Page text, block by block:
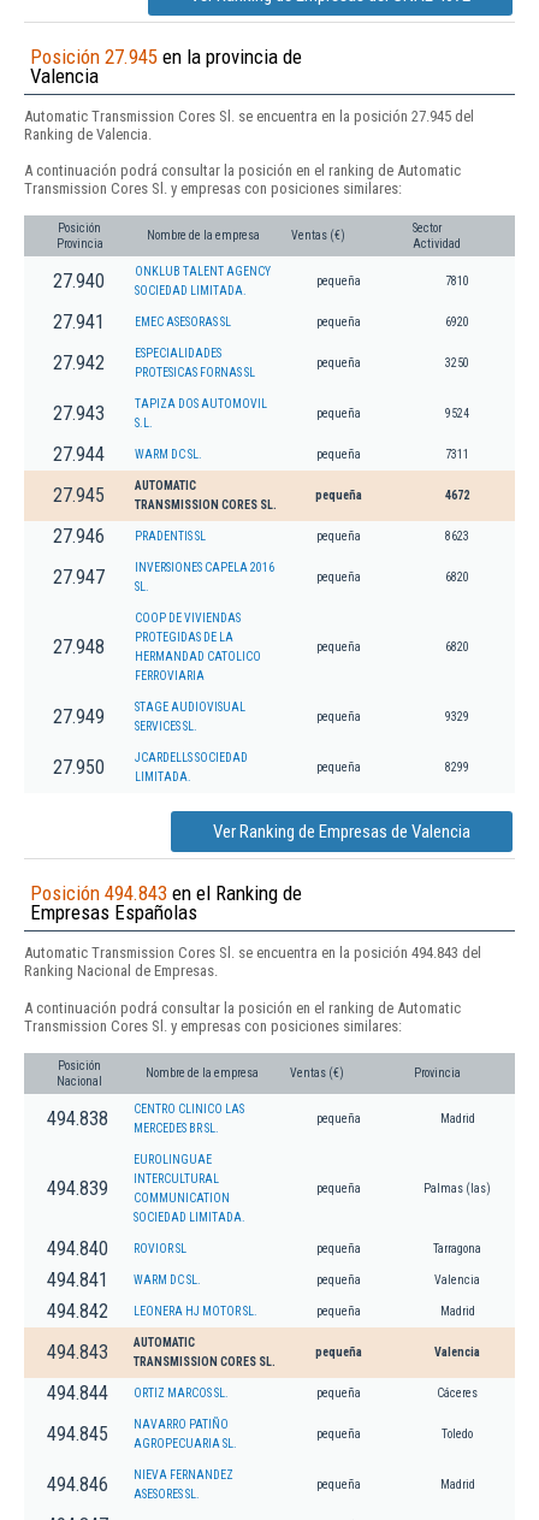
Posición 27.945 en la provincia de
Valencia
Automatic Transmission Cores Sl. se encuentra en la posición 27.945 del
Ranking de Valencia.
A continuación podrá consultar la posición en el ranking de Automatic
Transmission Cores Sl. y empresas con posiciones similares:
Posición
Provincia
Nombre de la empresa Ventas (€)
Sector
Actividad
27.940
ONKLUB TALENT AGENCY
SOCIEDAD LIMITADA.
pequeña 7810
27.941 EMEC ASESORAS SL pequeña 6920
27.942
ESPECIALIDADES
PROTESICAS FORNAS SL
pequeña 3250
27.943
TAPIZA DOS AUTOMOVIL
S.L.
pequeña 9524
27.944 WARM DC SL. pequeña 7311
27.945
AUTOMATIC
TRANSMISSION CORES SL.
pequeña 4672
27.946 PRADENTIS SL pequeña 8623
27.947
INVERSIONES CAPELA 2016
SL.
pequeña 6820
27.948
COOP DE VIVIENDAS
PROTEGIDAS DE LA
HERMANDAD CATOLICO
FERROVIARIA
pequeña 6820
27.949
STAGE AUDIOVISUAL
SERVICES SL.
pequeña 9329
27.950
JCARDELLS SOCIEDAD
LIMITADA.
pequeña 8299
Ver Ranking de Empresas de Valencia
Posición 494.843 en el Ranking de
Empresas Españolas
Automatic Transmission Cores Sl. se encuentra en la posición 494.843 del
Ranking Nacional de Empresas.
A continuación podrá consultar la posición en el ranking de Automatic
Transmission Cores Sl. y empresas con posiciones similares:
Posición
Nacional
Nombre de la empresa Ventas (€) Provincia
494.838
CENTRO CLINICO LAS
MERCEDES BR SL.
pequeña Madrid
494.839
EUROLINGUAE
INTERCULTURAL
COMMUNICATION
SOCIEDAD LIMITADA.
pequeña Palmas (las)
494.840 ROVIOR SL pequeña Tarragona
494.841 WARM DC SL. pequeña Valencia
494.842 LEONERA HJ MOTOR SL. pequeña Madrid
494.843
AUTOMATIC
TRANSMISSION CORES SL.
pequeña Valencia
494.844 ORTIZ MARCOS SL. pequeña Cáceres
494.845
NAVARRO PATIÑO
AGROPECUARIA SL.
pequeña Toledo
494.846
NIEVA FERNANDEZ
ASESORES SL.
pequeña Madrid